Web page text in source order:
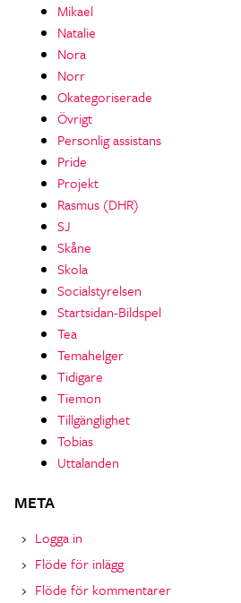
Mikael
Natalie
Nora
Norr
Okategoriserade
Övrigt
Personlig assistans
Pride
Projekt
Rasmus (DHR)
SJ
Skåne
Skola
Socialstyrelsen
Startsidan-Bildspel
Tea
Temahelger
Tidigare
Tiemon
Tillgänglighet
Tobias
Uttalanden
META
Logga in
Flöde för inlägg
Flöde för kommentarer